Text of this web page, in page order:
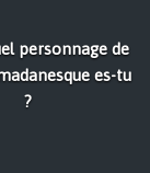
personnage de
es-tu
?